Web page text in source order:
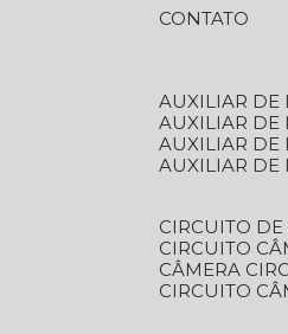
CONTATO
AUXILIAR
AUXILIAR
AUXILIAR
AUXILIAR
CIRCUITO
CIRCUITO
CÂMERA
CIRCUITO